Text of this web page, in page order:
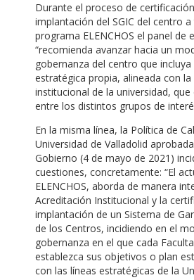
Durante el proceso de
implantación del SGIC del centro
programa ELENCHOS el panel de
“recomienda avanzar hacia un
gobernanza del centro que
estratégica propia, alineada con
institucional de la universidad,
entre los distintos grupos de
En la misma línea, la Política de
Universidad de Valladolid
Gobierno (4 de mayo de 2021)
cuestiones, concretamente: “El
ELENCHOS, aborda de manera
Acreditación Institucional y la
implantación de un Sistema de
de los Centros, incidiendo en el
gobernanza en el que cada
establezca sus objetivos o plan
con las líneas estratégicas de la